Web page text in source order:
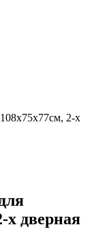
2-х
х дверная